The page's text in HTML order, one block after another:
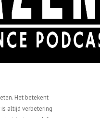
Het betekent
altijd verbetering